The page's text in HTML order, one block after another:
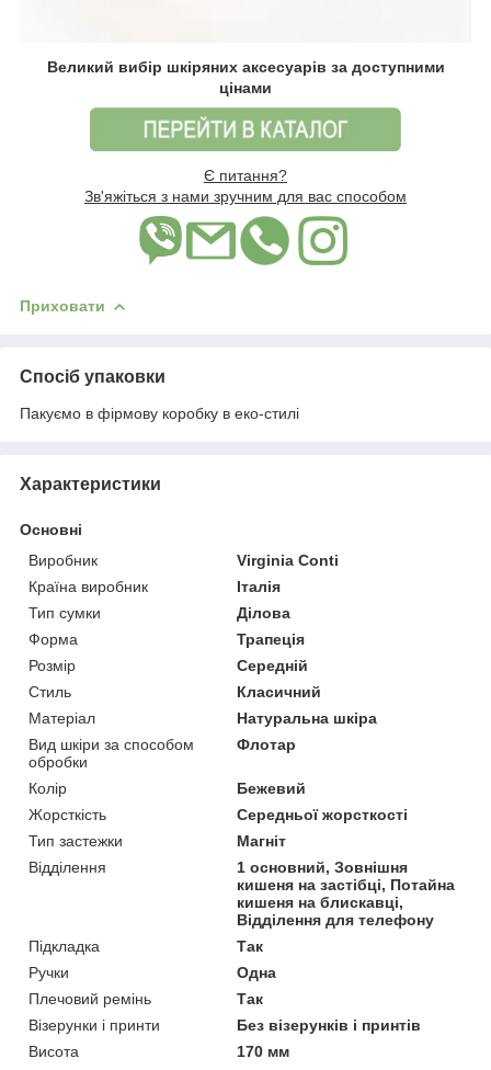
Великий вибір шкіряних аксесуарів за доступними
цінами
Є питання?
Зв'яжіться з нами зручним для вас способом
Приховати
Спосіб упаковки
Пакуємо в фірмову коробку в еко-стилі
Характеристики
Основні
Виробник
Virginia Conti
Країна виробник
Італія
Тип сумки
Ділова
Форма
Трапеція
Розмір
Середній
Стиль
Класичний
Матеріал
Натуральна шкіра
Вид шкіри за способом
обробки
Флотар
Колір
Бежевий
Жорсткість
Середньої жорсткості
Тип застежки
Магніт
Відділення
1 основний, Зовнішня
кишеня на застібці, Потайна
кишеня на блискавці,
Відділення для телефону
Підкладка
Так
Ручки
Одна
Плечовий ремінь
Так
Візерунки і принти
Без візерунків і принтів
Висота
170 мм